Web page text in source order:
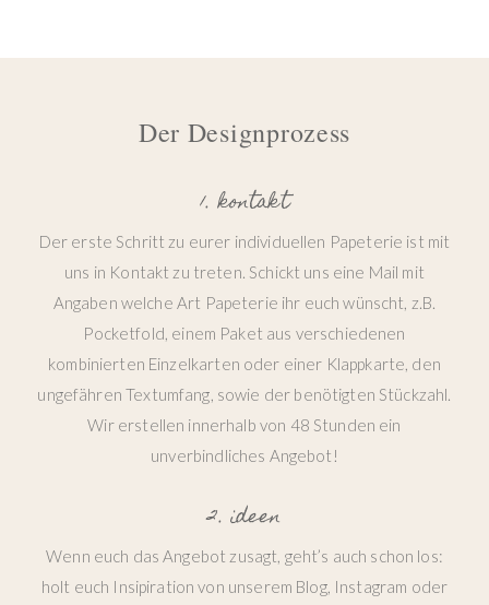
Der Designprozess
1. kontakt
Der erste Schritt zu eurer individuellen Papeterie ist mit
uns in Kontakt zu treten. Schickt uns eine Mail mit
Angaben welche Art Papeterie ihr euch wünscht, z.B.
Pocketfold, einem Paket aus verschiedenen
kombinierten Einzelkarten oder einer Klappkarte, den
ungefähren Textumfang, sowie der benötigten Stückzahl.
Wir erstellen innerhalb von 48 Stunden ein
unverbindliches Angebot!
2. ideen
Wenn euch das Angebot zusagt, geht’s auch schon los:
holt euch Insipiration von unserem Blog, Instagram oder